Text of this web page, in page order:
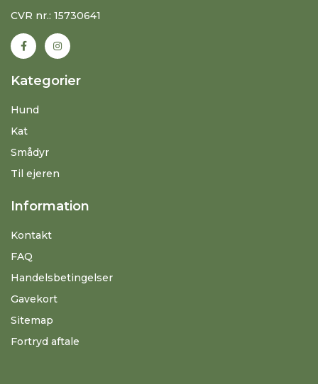
CVR nr.: 15730641
Kategorier
Hund
Kat
Smådyr
Til ejeren
Information
Kontakt
FAQ
Handelsbetingelser
Gavekort
Sitemap
Fortryd aftale